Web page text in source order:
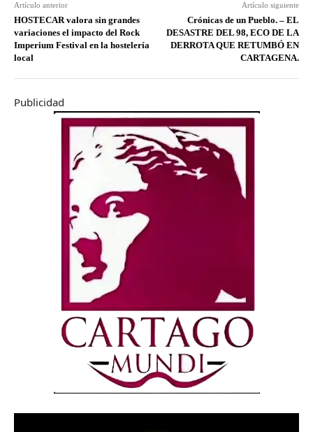
Artículo anterior
HOSTECAR valora sin grandes
variaciones el impacto del Rock
Imperium Festival en la hostelería
local
Artículo siguiente
Crónicas de un Pueblo. – EL
DESASTRE DEL 98, ECO DE LA
DERROTA QUE RETUMBÓ EN
CARTAGENA.
Publicidad